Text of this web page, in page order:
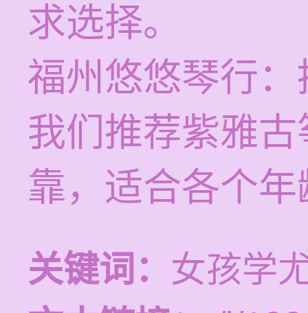
求选择。
福州悠悠琴行
我们推荐紫雅
靠，适合各个
关键词： 女孩学